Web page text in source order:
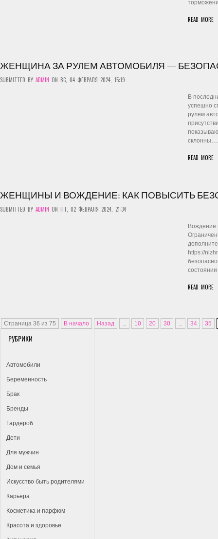
READ MORE
ЖЕНЩИНА ЗА РУЛЕМ АВТОМОБИЛЯ —
SUBMITTED BY ADMIN ON ВС, 04 ФЕВРАЛЯ 2024, 15:19
В
успешно
рулем
READ MORE
ЖЕНЩИНЫ И ВОЖДЕНИЕ: КАК ПОВЫСИТЬ
SUBMITTED BY ADMIN ON ПТ, 02 ФЕВРАЛЯ 2024, 21:34
Вождение
https://
READ MORE
Страница 36 из 75 В начало Назад ... 10 20 30 ... 34 35
РУБРИКИ
Автомобили
Беременность
Брак
Бренды
Гардероб
Дети
Для мужчин
Дом и семья
Искусство быть родителями
Карьера
Косметика и парфюм
Красота и здоровье